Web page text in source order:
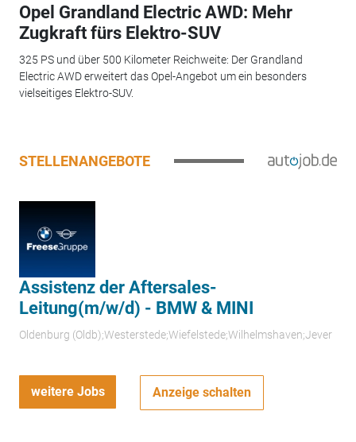
Opel Grandland Electric AWD: Mehr
Zugkraft fürs Elektro-SUV
325 PS und über 500 Kilometer Reichweite: Der Grandland
Electric AWD erweitert das Opel-Angebot um ein besonders
vielseitiges Elektro-SUV.
STELLENANGEBOTE
Assistenz der Aftersales-
Leitung(m/w/d) - BMW & MINI
Oldenburg (Oldb);Westerstede;Wiefelstede;Wilhelmshaven;Jever
weitere Jobs Anzeige schalten